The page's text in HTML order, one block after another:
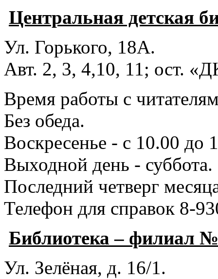
Центральная детская
Ул. Горького, 18А.
Авт. 2, 3, 4,10, 11; ост.
Время работы с
Без обеда.
Воскресенье - с 10.00 до
Выходной день - суббота.
Последний четверг
Телефон для справок 8-
Библиотека – филиал
Ул. Зелёная, д. 16/1.